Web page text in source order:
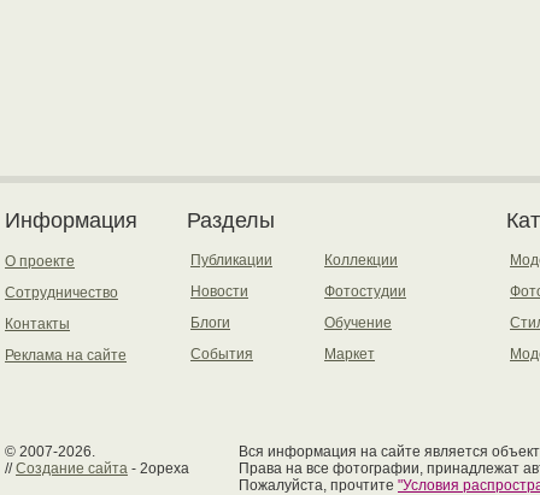
Информация
О проекте
Сотрудничество
Контакты
Реклама на сайте
Разделы
Публикации
Новости
Блоги
События
Коллекции
Фотостудии
Обучение
Маркет
© 2007-2026.
//Создание сайта - 2opexa
Вся информация на сайте является
Права на все фотографии, принадлежат
Пожалуйста, прочтите "Условия